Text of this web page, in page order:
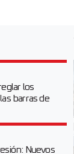
los
barras de
Nuevos